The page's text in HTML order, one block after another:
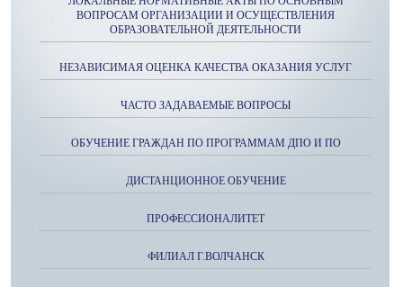
ВОПРОСАМ ОРГАНИЗАЦИИ И ОСУЩЕСТВЛЕНИЯ
ОБРАЗОВАТЕЛЬНОЙ ДЕЯТЕЛЬНОСТИ
НЕЗАВИСИМАЯ ОЦЕНКА КАЧЕСТВА ОКАЗАНИЯ УСЛУГ
ЧАСТО ЗАДАВАЕМЫЕ ВОПРОСЫ
ОБУЧЕНИЕ ГРАЖДАН ПО ПРОГРАММАМ ДПО И ПО
ДИСТАНЦИОННОЕ ОБУЧЕНИЕ
ПРОФЕССИОНАЛИТЕТ
ФИЛИАЛ Г.ВОЛЧАНСК